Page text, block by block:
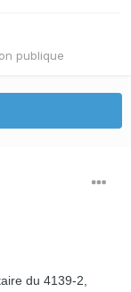
publique
du 4139-2,